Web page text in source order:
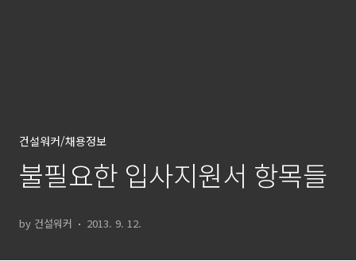
건설워커/채용정보
불필요한 입사지원서 항목들
by 건설워커 2013. 9. 12.